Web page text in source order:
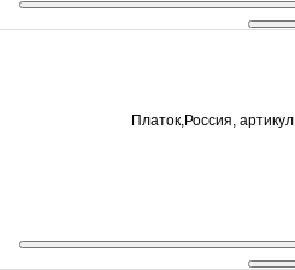
Платок,Россия,